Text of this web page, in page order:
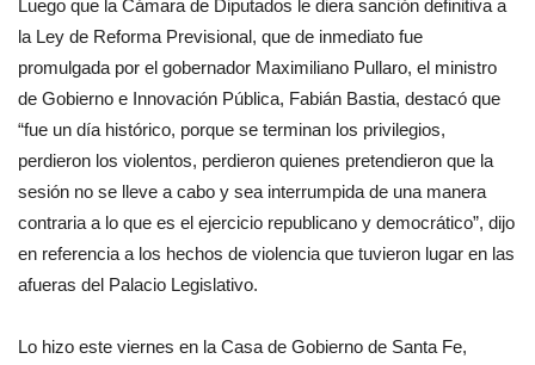
Luego que la Cámara de Diputados le diera sanción definitiva a
la Ley de Reforma Previsional, que de inmediato fue
promulgada por el gobernador Maximiliano Pullaro, el ministro
de Gobierno e Innovación Pública, Fabián Bastia, destacó que
“fue un día histórico, porque se terminan los privilegios,
perdieron los violentos, perdieron quienes pretendieron que la
sesión no se lleve a cabo y sea interrumpida de una manera
contraria a lo que es el ejercicio republicano y democrático”, dijo
en referencia a los hechos de violencia que tuvieron lugar en las
afueras del Palacio Legislativo.
Lo hizo este viernes en la Casa de Gobierno de Santa Fe,